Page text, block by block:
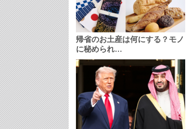
帰省のお土産は何にする？モノ
に秘められ…